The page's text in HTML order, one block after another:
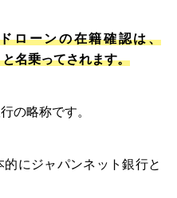
ローンの在籍確認は、
名乗ってされます。
の略称です。
にジャパンネット銀行と